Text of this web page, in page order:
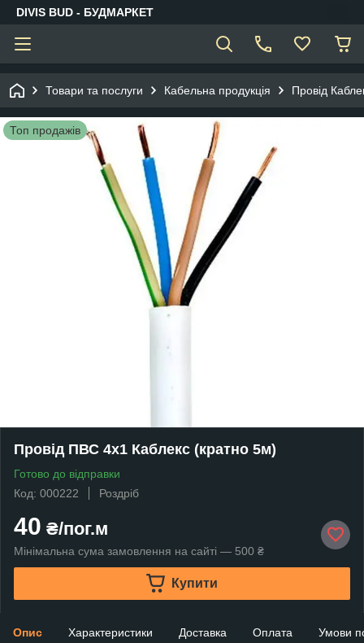
DIVIS BUD - БУДМАРКЕТ
Товари та послуги Кабельна продукція Провід
Топ продажів
Провід ПВС 4х1 Каблекс (кратно 5м)
Готово до відправки
Код: 000222
Роздріб
40 ₴/пог.м
Мінімальна сума замовлення на сайті — 500 ₴
Купити
Опис Характеристики Доставка Оплата Умови